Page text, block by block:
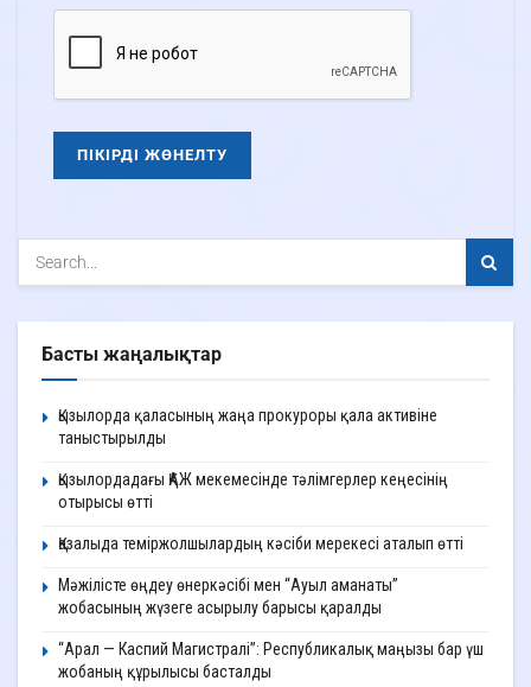
Басты жаңалықтар
Қызылорда қаласының жаңа прокуроры қала активіне
таныстырылды
Қызылордадағы ҚАЖ мекемесінде тәлімгерлер кеңесінің
отырысы өтті
Қазалыда теміржолшылардың кәсіби мерекесі аталып өтті
Мәжілісте өңдеу өнеркәсібі мен “Ауыл аманаты”
жобасының жүзеге асырылу барысы қаралды
“Арал — Каспий Магистралі”: Республикалық маңызы бар үш
жобаның құрылысы басталды